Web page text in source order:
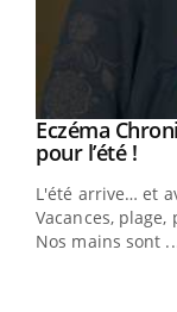
Youtube
Eczéma
pour l’été !
L'été arrive… et
Vacances,
Nos mains sont